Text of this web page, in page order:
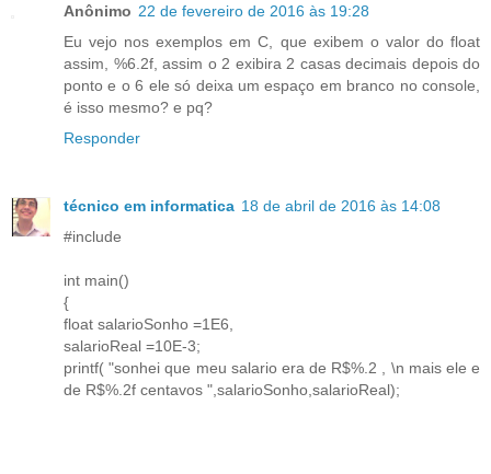
Anônimo 22 de fevereiro de 2016 às 19:28
Eu vejo nos exemplos em C, que exibem o valor do float
assim, %6.2f, assim o 2 exibira 2 casas decimais depois do
ponto e o 6 ele só deixa um espaço em branco no console,
é isso mesmo? e pq?
Responder
técnico em informatica 18 de abril de 2016 às 14:08
#include
int main()
{
float salarioSonho =1E6,
salarioReal =10E-3;
printf( "sonhei que meu salario era de R$%.2 , \n mais ele e
de R$%.2f centavos ",salarioSonho,salarioReal);